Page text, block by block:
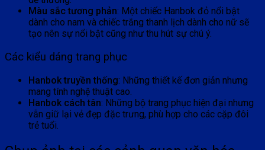
Màu sắc tương phản: Một chiếc Hanbok đỏ nổi bật
dành cho nam và chiếc trắng thanh lịch dành cho nữ sẽ
tạo nên sự nổi bật cũng như thu hút sự chú ý.
Các kiểu dáng trang phục
Hanbok truyền thống: Những thiết kế đơn giản nhưng
mang tính nghệ thuật cao.
Hanbok cách tân: Những bộ trang phục hiện đại nhưng
vẫn giữ lại vẻ đẹp đặc trưng, phù hợp cho các cặp đôi
trẻ tuổi.